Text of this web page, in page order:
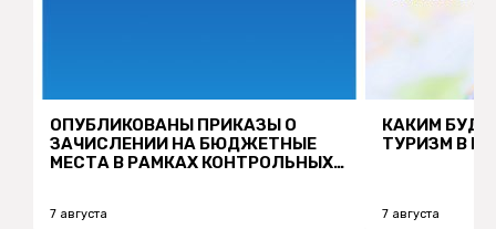
ОПУБЛИКОВАНЫ ПРИКАЗЫ О
ЗАЧИСЛЕНИИ НА БЮДЖЕТНЫЕ
МЕСТА В РАМКАХ КОНТРОЛЬНЫХ
7 августа
КАКИМ
ТУРИЗМ В
7 августа